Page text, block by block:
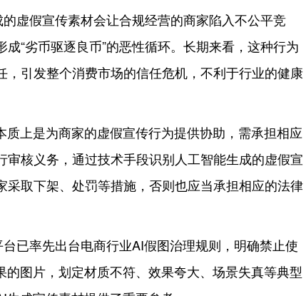
虚假宣传素材会让合规经营的商家陷入不公平竞
“劣币驱逐良币”的恶性循环。长期来看，这种行为
，引发整个消费市场的信任危机，不利于行业的健康
质上是为商家的虚假宣传行为提供协助，需承担相应
审核义务，通过技术手段识别人工智能生成的虚假宣
采取下架、处罚等措施，否则也应当承担相应的法律
已率先出台电商行业AI假图治理规则，明确禁止使
的图片，划定材质不符、效果夸大、场景失真等典型